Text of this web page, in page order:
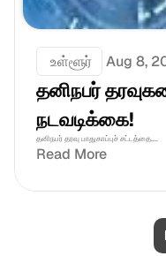
உள்ளூர் Aug 8,
தனிநபர்
நடவடிக்கை!
தனிநபர் தரவு பாதுகாப்புச் சட்டத்தை....
Read More